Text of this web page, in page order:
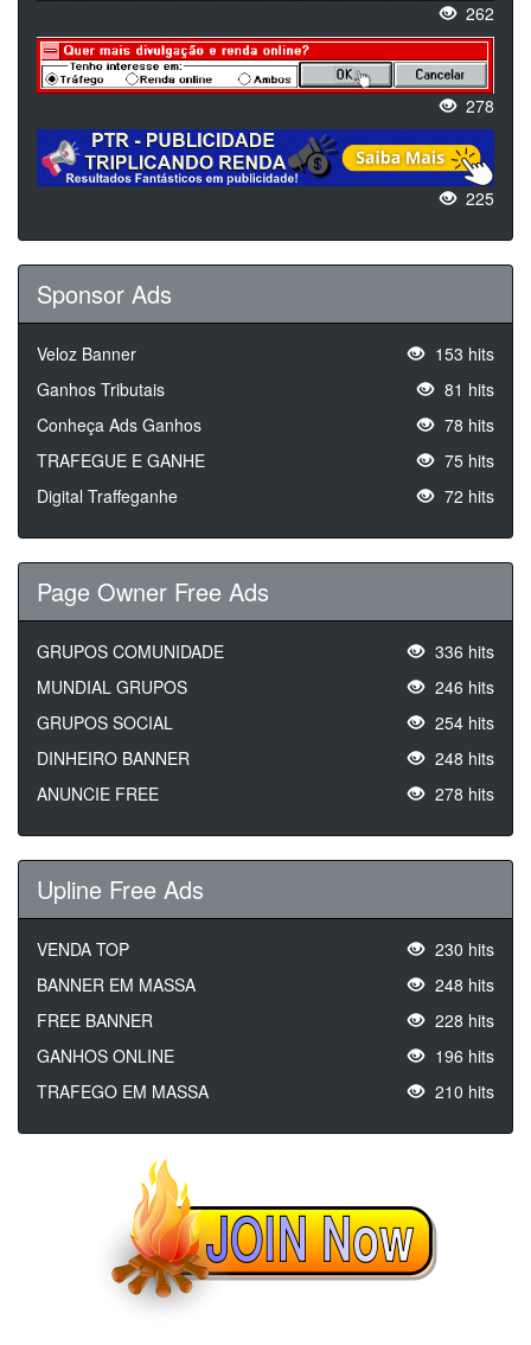
262
278
225
Sponsor Ads
Veloz Banner
153 hits
Ganhos Tributais
81 hits
Conheça Ads Ganhos
78 hits
TRAFEGUE E GANHE
75 hits
Digital Traffeganhe
72 hits
Page Owner Free Ads
GRUPOS COMUNIDADE
336 hits
MUNDIAL GRUPOS
246 hits
GRUPOS SOCIAL
254 hits
DINHEIRO BANNER
248 hits
ANUNCIE FREE
278 hits
Upline Free Ads
VENDA TOP
230 hits
BANNER EM MASSA
248 hits
FREE BANNER
228 hits
GANHOS ONLINE
196 hits
TRAFEGO EM MASSA
210 hits